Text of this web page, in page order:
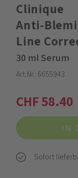
Clinique
Anti-
Line
30 ml Serum
Art.Nr.: 6655943
CHF 58.40
IN
Sofort